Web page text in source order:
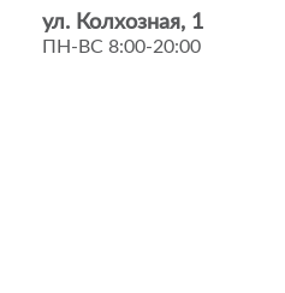
ул. Колхозная, 1
ПН-ВС 8:00-20:00